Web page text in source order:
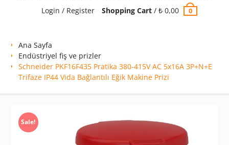
Login / Register
Shopping Cart/ ₺0,00 0
Ana Sayfa
Endüstriyel fiş ve prizler
Schneider PKF16F435 Pratika 380-415V AC 5x16A 3P+N+E
Trifaze IP44 Vida Bağlantılı Eğik Makine Prizi
Sale!